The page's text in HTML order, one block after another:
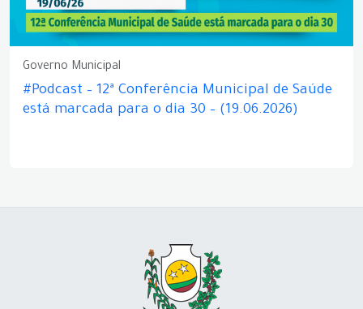
Governo Municipal
#Podcast – 12ª Conferência Municipal de Saúde
está marcada para o dia 30 – (19.06.2026)